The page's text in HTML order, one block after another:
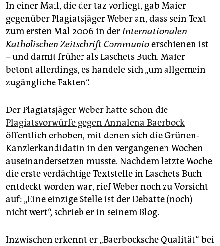
In einer Mail, die der taz vorliegt, gab Maier
gegenüber Plagiatsjäger Weber an, dass sein Text
zum ersten Mal 2006 in derInternationalen
Katholischen Zeitschrift Communioerschienen ist
– und damit früher als Laschets Buch. Maier
betont allerdings, es handele sich „um allgemein
zugängliche Fakten“.
Der Plagiatsjäger Weber hatte schon die
Plagiatsvorwürfe gegen Annalena Baerbock
öffentlich erhoben, mit denen sich die Grünen-
Kanzlerkandidatin in den vergangenen Wochen
auseinandersetzen musste. Nachdem letzte Woche
die erste verdächtige Textstelle in Laschets Buch
entdeckt worden war, rief Weber noch zu Vorsicht
auf: „Eine einzige Stelle ist der Debatte (noch)
nicht wert“, schrieb er in seinem Blog.
Inzwischen erkennt er „Baerbocksche Qualität“ bei